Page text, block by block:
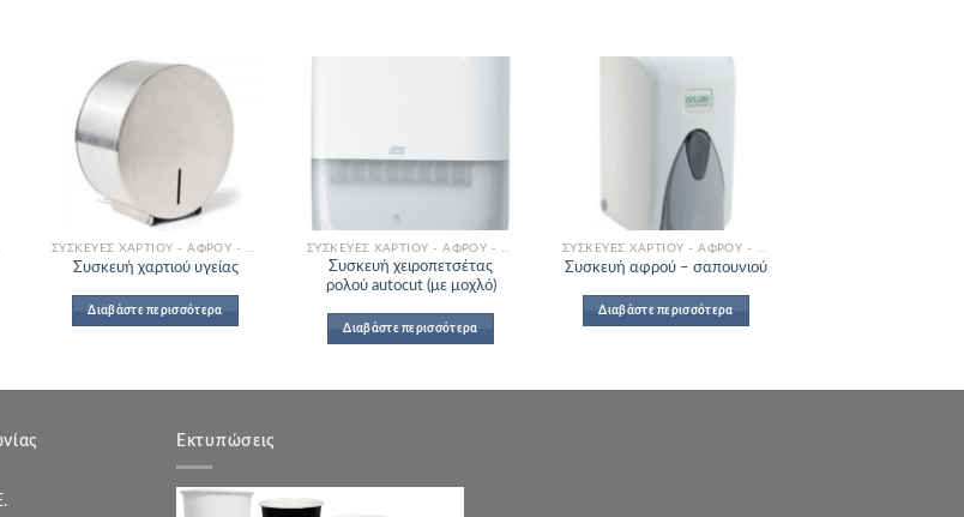
Add to
Wishlist
Συσκευή χαρτιού υγείας
Διαβάστε περισσότερα
Add to
Συσκευή χειροπετσέτας
ρολού autocut (με μοχλό)
Διαβάστε περισσότερα
Συσκευή αφρού – σαπουνιού
Διαβάστε περισσότερα
Εκτυπώσεις